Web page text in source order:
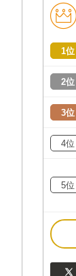
1位
2位
3位
4位
5位